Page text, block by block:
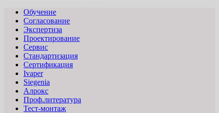
Обучение
Согласование
Экспертиза
Проектирование
Сервис
Стандартизация
Сертификация
Ivaper
Siegenia
Алрокс
Проф.литература
Тест-монтаж